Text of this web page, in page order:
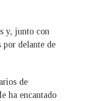
y, junto con
delante de
de
ha encantado